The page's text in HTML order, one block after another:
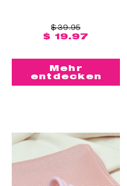
$ 39.95
$ 19.97
Mehr
entdecken